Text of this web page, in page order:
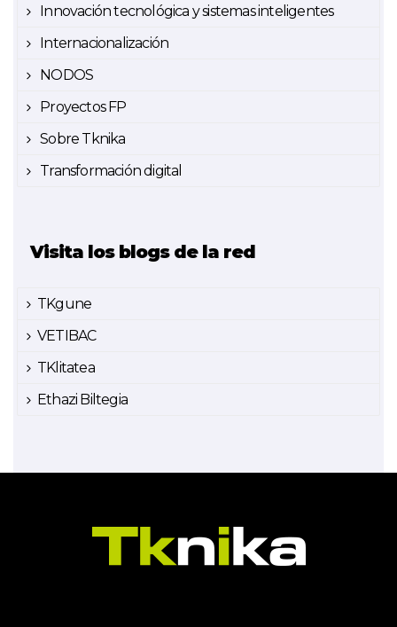
Innovación tecnológica y sistemas inteligentes
Internacionalización
NODOS
Proyectos FP
Sobre Tknika
Transformación digital
Visita los blogs de la red
TKgune
VETIBAC
TKlitatea
Ethazi Biltegia